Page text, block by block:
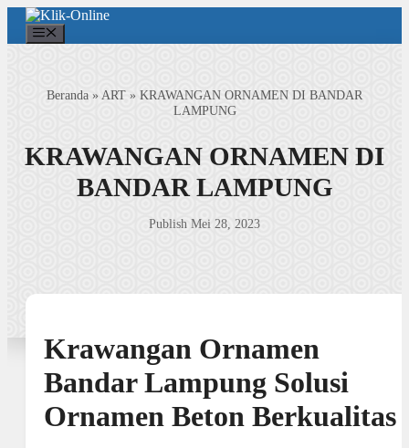
Langsung
isi
Beranda »ART » KRAWANGAN ORNAMEN DI BANDAR
LAMPUNG
KRAWANGAN ORNAMEN DI
BANDAR LAMPUNG
Publish Mei 28, 2023
Krawangan Ornamen
Bandar Lampung Solusi
Ornamen Beton Berkualitas